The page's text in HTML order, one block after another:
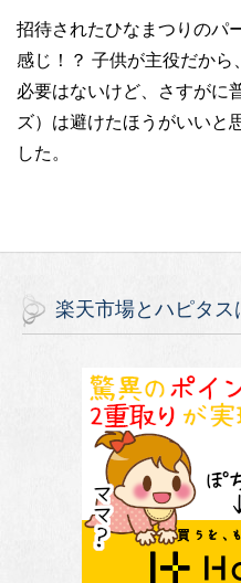
招待されたひなまつりのパ
感じ！？ 子供が主役だから
必要はないけど、さすがに
ズ）は避けたほうがいいと
した。
楽天市場とハピタス